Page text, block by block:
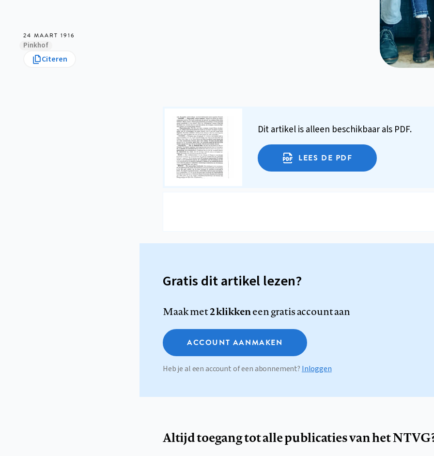
24 MAART 1916
Pinkhof
Citeren
Dit artikel is alleen beschikbaar als PDF.
LEES DE PDF
Gratis dit artikel lezen?
Maak met2 klikkeneen gratis account aan
ACCOUNT AANMAKEN
Heb je al een account of een abonnement? Inloggen
Altijd toegang tot alle publicaties van het